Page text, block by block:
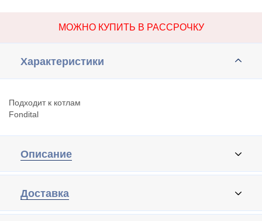
МОЖНО КУПИТЬ В РАССРОЧКУ
Характеристики
Подходит к котлам
Fondital
Описание
Доставка